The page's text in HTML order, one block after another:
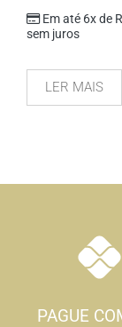
Em até 6x de
sem juros
LER MAIS
PAGUE